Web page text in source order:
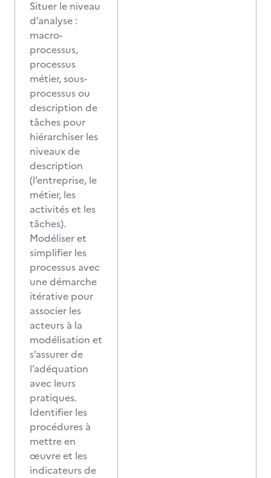
Situer le niveau
d’analyse :
macro-
processus,
processus
métier, sous-
processus ou
description de
tâches pour
hiérarchiser les
niveaux de
description
(l’entreprise, le
métier, les
activités et les
tâches).
Modéliser et
simplifier les
processus avec
une démarche
itérative pour
associer les
acteurs à la
modélisation et
s’assurer de
l’adéquation
avec leurs
pratiques.
Identifier les
procédures à
mettre en
œuvre et les
indicateurs de